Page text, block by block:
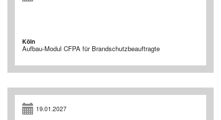
Köln
Aufbau-Modul CFPA für Brandschutzbeauftragte
19.01.2027